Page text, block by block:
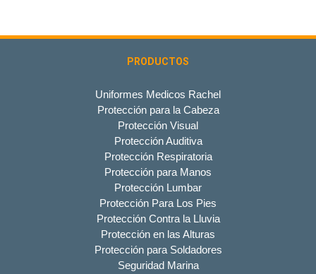
PRODUCTOS
Uniformes Medicos Rachel
Protección para la Cabeza
Protección Visual
Protección Auditiva
Protección Respiratoria
Protección para Manos
Protección Lumbar
Protección Para Los Pies
Protección Contra la Lluvia
Protección en las Alturas
Protección para Soldadores
Seguridad Marina